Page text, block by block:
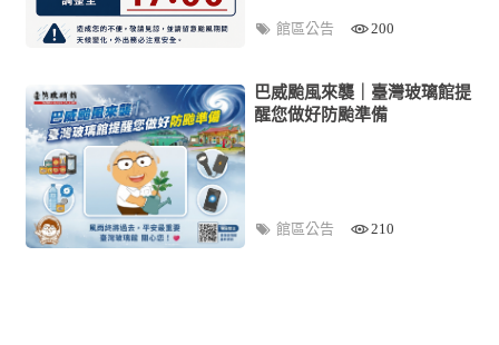
館區公告 200
巴威颱風來襲｜臺灣玻璃館提
醒您做好防颱準備
館區公告 210